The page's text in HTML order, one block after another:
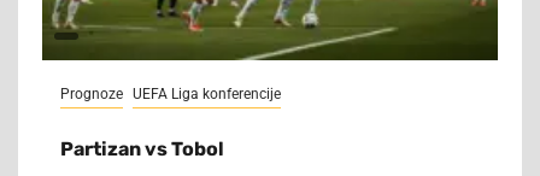
Prognoze UEFA Liga konferencije
Partizan vs Tobol